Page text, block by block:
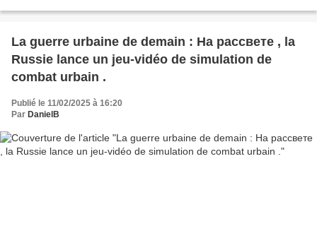
La guerre urbaine de demain : На рассвете , la
Russie lance un jeu-vidéo de simulation de
combat urbain .
Publié le 11/02/2025 à 16:20
Par DanielB